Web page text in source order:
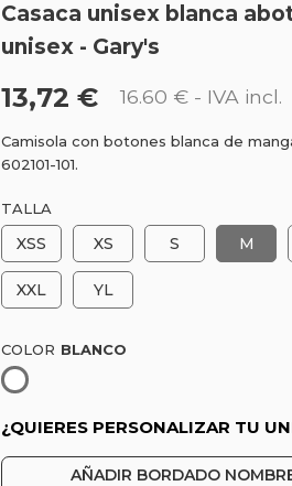
Casaca unisex blanca
unisex - Gary's
13,72 € 16.60 € - IVA incl.
Camisola con botones blanca de
602101-101.
TALLA
XSS XS S M
XXL YL
COLOR
Blanco
¿QUIERES PERSONALIZAR TU
AÑADIR BORDADO